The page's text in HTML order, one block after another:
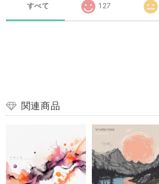
すべて 127
関連商品